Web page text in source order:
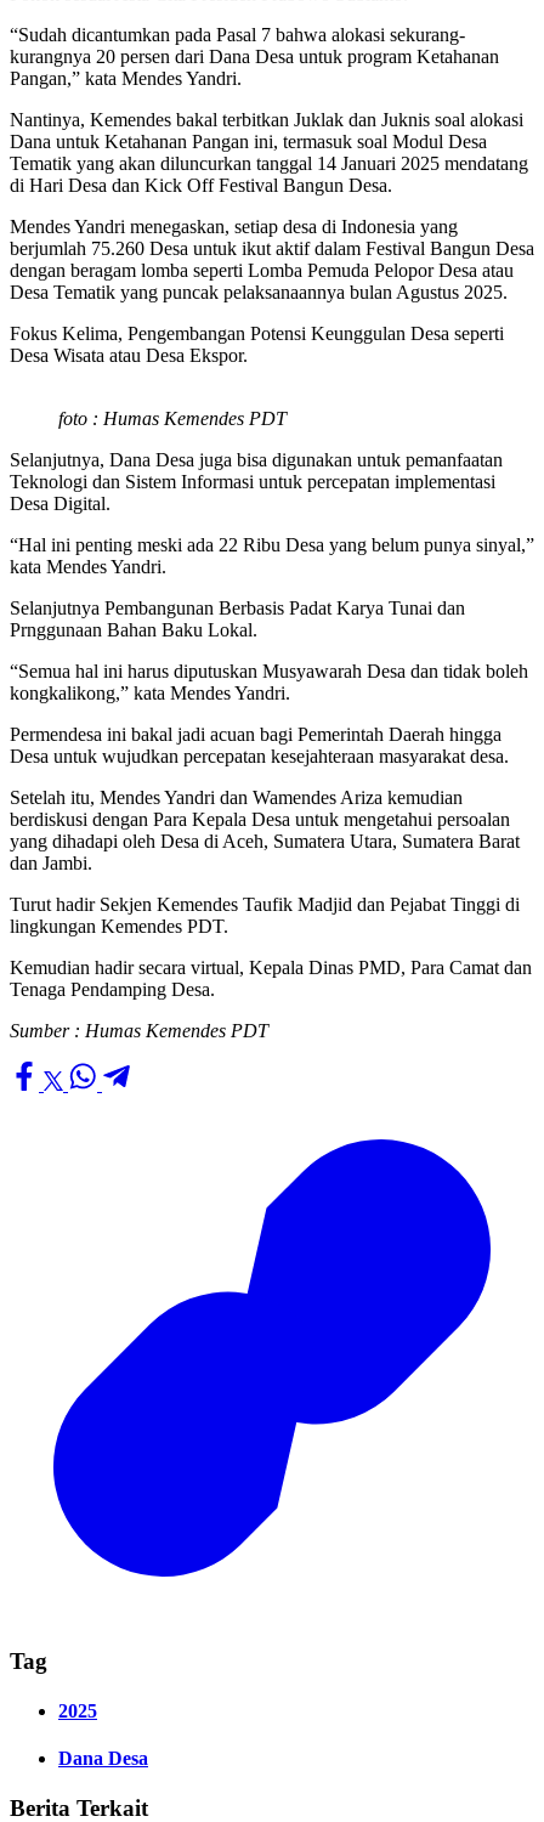
“Sudah dicantumkan pada Pasal 7 bahwa alokasi sekurang-
kurangnya 20 persen dari Dana Desa untuk program Ketahanan
Pangan,” kata Mendes Yandri.
Nantinya, Kemendes bakal terbitkan Juklak dan Juknis soal alokasi
Dana untuk Ketahanan Pangan ini, termasuk soal Modul Desa
Tematik yang akan diluncurkan tanggal 14 Januari 2025 mendatang
di Hari Desa dan Kick Off Festival Bangun Desa.
Mendes Yandri menegaskan, setiap desa di Indonesia yang
berjumlah 75.260 Desa untuk ikut aktif dalam Festival Bangun Desa
dengan beragam lomba seperti Lomba Pemuda Pelopor Desa atau
Desa Tematik yang puncak pelaksanaannya bulan Agustus 2025.
Fokus Kelima, Pengembangan Potensi Keunggulan Desa seperti
Desa Wisata atau Desa Ekspor.
foto : Humas Kemendes PDT
Selanjutnya, Dana Desa juga bisa digunakan untuk pemanfaatan
Teknologi dan Sistem Informasi untuk percepatan implementasi
Desa Digital.
“Hal ini penting meski ada 22 Ribu Desa yang belum punya sinyal,”
kata Mendes Yandri.
Selanjutnya Pembangunan Berbasis Padat Karya Tunai dan
Prnggunaan Bahan Baku Lokal.
“Semua hal ini harus diputuskan Musyawarah Desa dan tidak boleh
kongkalikong,” kata Mendes Yandri.
Permendesa ini bakal jadi acuan bagi Pemerintah Daerah hingga
Desa untuk wujudkan percepatan kesejahteraan masyarakat desa.
Setelah itu, Mendes Yandri dan Wamendes Ariza kemudian
berdiskusi dengan Para Kepala Desa untuk mengetahui persoalan
yang dihadapi oleh Desa di Aceh, Sumatera Utara, Sumatera Barat
dan Jambi.
Turut hadir Sekjen Kemendes Taufik Madjid dan Pejabat Tinggi di
lingkungan Kemendes PDT.
Kemudian hadir secara virtual, Kepala Dinas PMD, Para Camat dan
Tenaga Pendamping Desa.
Sumber : Humas Kemendes PDT
Tag
2025
Dana Desa
Berita Terkait